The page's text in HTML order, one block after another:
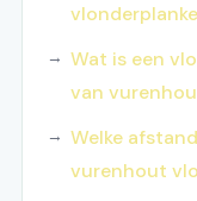
Wat is een
van
Welke
vurenhout